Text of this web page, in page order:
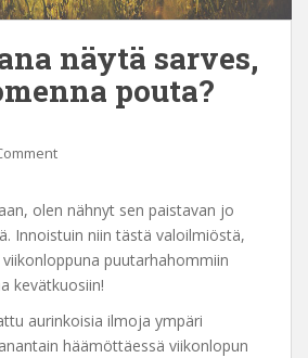
näytä sarves,
pouta?
olen nähnyt sen paistavan jo
Innoistuin niin tästä valoilmiöstä,
puutarhahommiin
kevätkuosiin!
aurinkoisia ilmoja ympäri
häämöttäessä viikonlopun